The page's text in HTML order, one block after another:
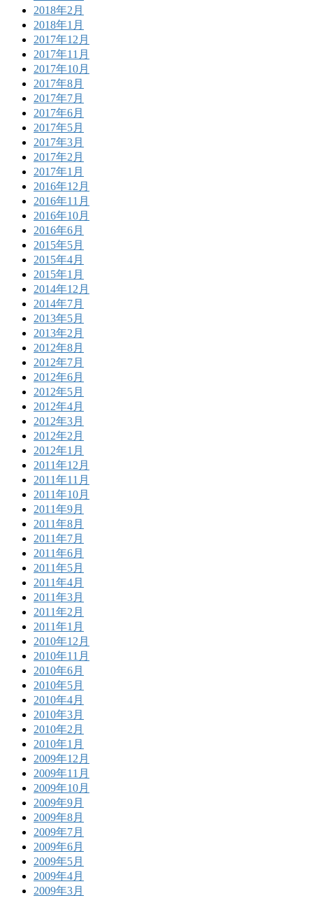
2018年2月
2018年1月
2017年12月
2017年11月
2017年10月
2017年8月
2017年7月
2017年6月
2017年5月
2017年3月
2017年2月
2017年1月
2016年12月
2016年11月
2016年10月
2016年6月
2015年5月
2015年4月
2015年1月
2014年12月
2014年7月
2013年5月
2013年2月
2012年8月
2012年7月
2012年6月
2012年5月
2012年4月
2012年3月
2012年2月
2012年1月
2011年12月
2011年11月
2011年10月
2011年9月
2011年8月
2011年7月
2011年6月
2011年5月
2011年4月
2011年3月
2011年2月
2011年1月
2010年12月
2010年11月
2010年6月
2010年5月
2010年4月
2010年3月
2010年2月
2010年1月
2009年12月
2009年11月
2009年10月
2009年9月
2009年8月
2009年7月
2009年6月
2009年5月
2009年4月
2009年3月